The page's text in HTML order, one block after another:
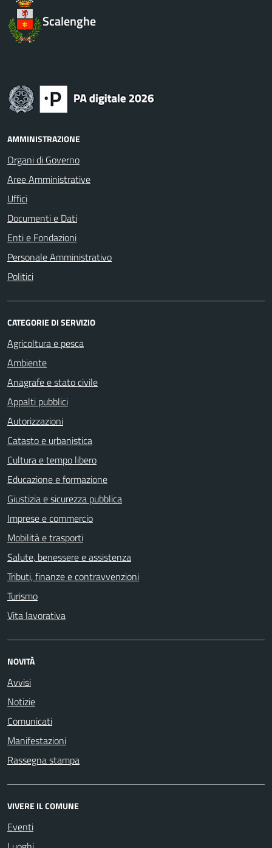
Scalenghe
AMMINISTRAZIONE
Organi di Governo
Aree Amministrative
Uffici
Documenti e Dati
Enti e Fondazioni
Personale Amministrativo
Politici
CATEGORIE DI SERVIZIO
Agricoltura e pesca
Ambiente
Anagrafe e stato civile
Appalti pubblici
Autorizzazioni
Catasto e urbanistica
Cultura e tempo libero
Educazione e formazione
Giustizia e sicurezza pubblica
Imprese e commercio
Mobilità e trasporti
Salute, benessere e assistenza
Tributi, finanze e contravvenzioni
Turismo
Vita lavorativa
NOVITÀ
Avvisi
Notizie
Comunicati
Manifestazioni
Rassegna stampa
VIVERE IL COMUNE
Eventi